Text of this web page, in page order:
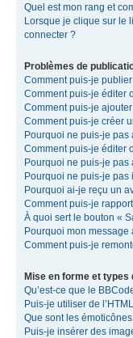
Quel est mon rang et
Lorsque je clique sur le
connecter ?
Problèmes de
Comment puis-je
Comment puis-je éditer
Comment puis-je
Comment puis-je créer
Pourquoi ne puis-je pas
Comment puis-je éditer
Pourquoi ne puis-je pas
Pourquoi ne puis-je pas
Pourquoi ai-je reçu un
Comment puis-je
À quoi sert le bouton «
Pourquoi mon message
Comment puis-je
Mise en forme et types
Qu’est-ce que le
Puis-je utiliser de
Que sont les
Puis-je insérer des